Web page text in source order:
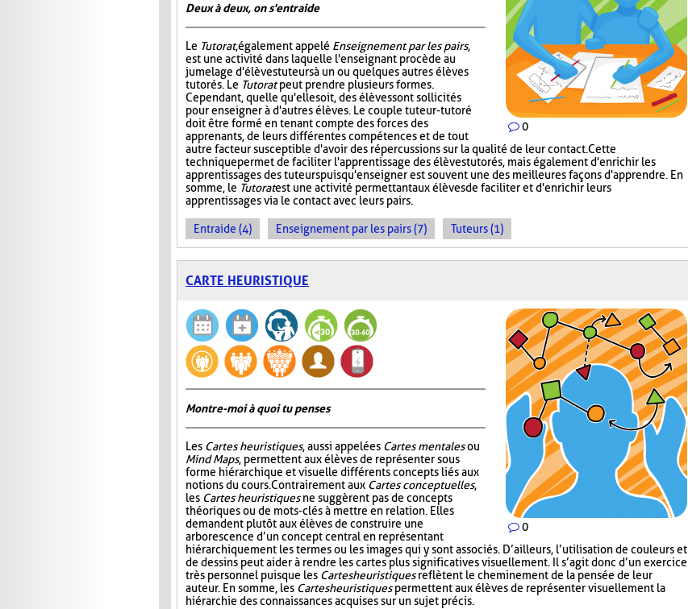
0
Deux à deux, on s'entraide
Le Tutorat, également appelé Enseignement par les pairs,
est une activité dans laquelle l'enseignant procède au
jumelage d'élèves tuteurs à un ou quelques autres élèves
tutorés. Le Tutoratpeut prendre plusieurs formes.
Cependant, quelle qu'elle soit, des élèves sont sollicités
pour enseigner à d'autres élèves. Le couple tuteur-tutoré
doit être formé en tenant compte des forces des
apprenants, de leurs différentes compétences et de tout
autre facteur susceptible d'avoir des répercussions sur la qualité de leur contact. Cette
technique permet de faciliter l'apprentissage des élèves tutorés, mais également d'enrichir les
apprentissages des tuteurs puisqu'enseigner est souvent une des meilleures façons d'apprendre. En
somme, le Tutoratest une activité permettant aux élèves de faciliter et d'enrichir leurs
apprentissages via le contact avec leurs pairs.
Entraide (4) Enseignement par les pairs (7) Tuteurs (1)
CARTE HEURISTIQUE
0
Montre-moi à quoi tu penses
Les Cartes heuristiques, aussi appelées Cartes mentalesou
Mind Maps, permettent aux élèves de représenter sous
forme hiérarchique et visuelle différents concepts liés aux
notions du cours. Contrairement aux Cartes conceptuelles,
les Cartes heuristiquesne suggèrent pas de concepts
théoriques ou de mots-clés à mettre en relation. Elles
demandent plutôt aux élèves de construire une
arborescence d’un concept central en représentant
hiérarchiquement les termes ou les images qui y sont associés. D’ailleurs, l’utilisation de couleurs et
de dessins peut aider à rendre les cartes plus significatives visuellement. Il s’agit donc d’un exercice
très personnel puisque les Cartes heuristiquesreflètent le cheminement de la pensée de leur
auteur. En somme, les Cartes heuristiquespermettent aux élèves de représenter visuellement la
hiérarchie des connaissances acquises sur un sujet précis.